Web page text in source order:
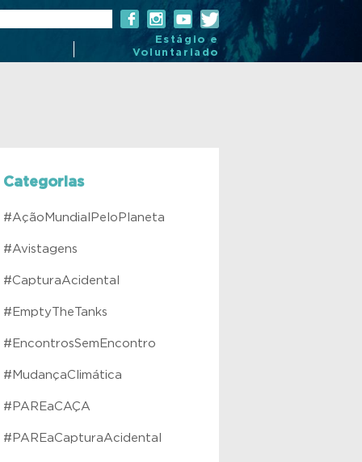
Estágio e
Voluntariado
Categorias
#AçãoMundialPeloPlaneta
#Avistagens
#CapturaAcidental
#EmptyTheTanks
#EncontrosSemEncontro
#MudançaClimática
#PAREaCAÇA
#PAREaCapturaAcidental